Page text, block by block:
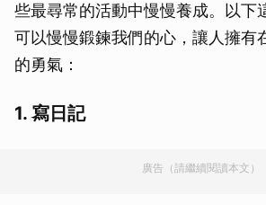
些最尋常的活動中慢慢養成。以下
可以慢慢鍛鍊我們的心，讓人擁有
的勇氣：
1. 寫日記
廣告（請繼續閱讀本文）